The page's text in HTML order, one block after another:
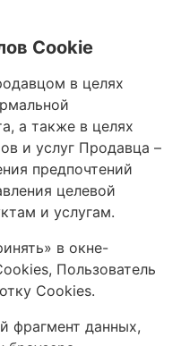
Cookie
в целях
а также в целях
и услуг Продавца –
предпочтений
целевой
и услугам.
в окне-
Пользователь
Сookies.
фрагмент данных,